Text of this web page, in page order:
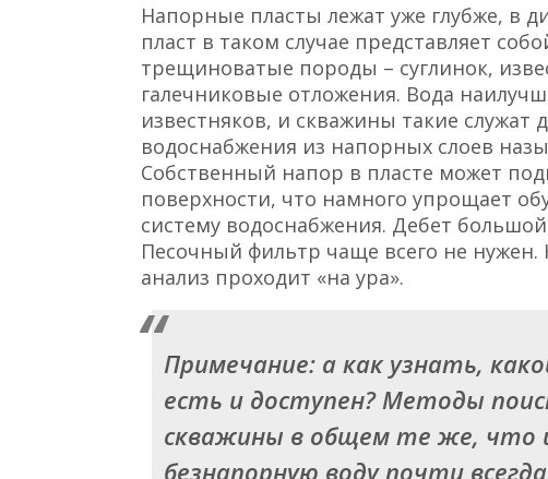
Напорные пласты лежат уже глубже, в
пласт в таком случае представляет
трещиноватые породы – суглинок,
галечниковые отложения. Вода
известняков, и скважины такие
водоснабжения из напорных слоев
Собственный напор в пласте может
поверхности, что намного упрощает
систему водоснабжения. Дебет
Песочный фильтр чаще всего не
анализ проходит «на ура».
Примечание: а как узнать,
есть и доступен? Методы
скважины в общем те же, что
безнапорную воду почти